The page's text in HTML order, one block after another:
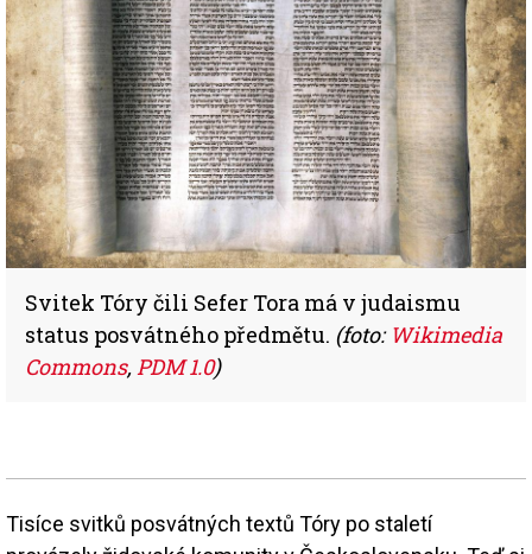
Svitek Tóry čili Sefer Tora má v judaismu
status posvátného předmětu. (foto: Wikimedia
Commons, PDM 1.0)
Tisíce svitků posvátných textů Tóry po staletí